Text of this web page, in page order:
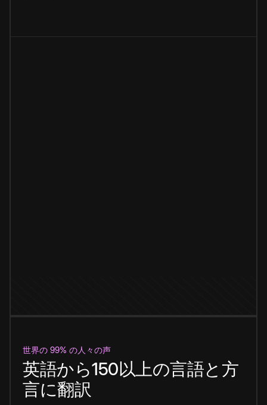
世界の 99% の人々の声
英語から150以上の言語と方
言に翻訳